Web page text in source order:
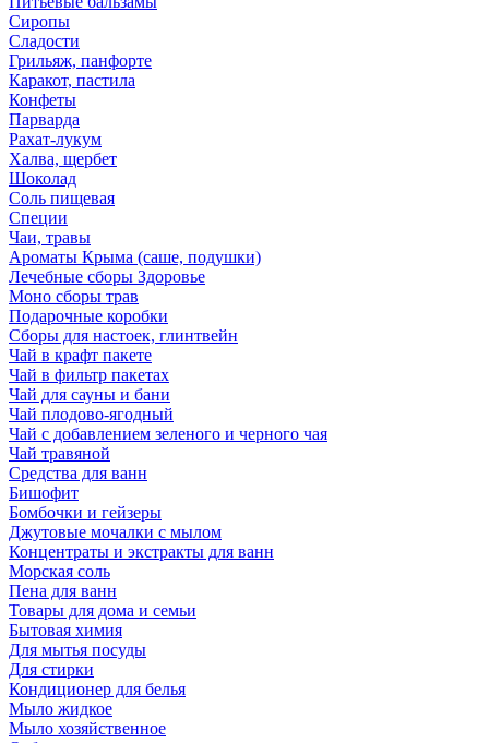
Сиропы
Сладости
Грильяж, панфорте
Каракот, пастила
Конфеты
Парварда
Рахат-лукум
Халва, щербет
Шоколад
Соль пищевая
Специи
Чаи, травы
Ароматы Крыма (саше, подушки)
Лечебные сборы Здоровье
Моно сборы трав
Подарочные коробки
Сборы для настоек, глинтвейн
Чай в крафт пакете
Чай в фильтр пакетах
Чай для сауны и бани
Чай плодово-ягодный
Чай с добавлением зеленого и черного чая
Чай травяной
Средства для ванн
Бишофит
Бомбочки и гейзеры
Джутовые мочалки с мылом
Концентраты и экстракты для ванн
Морская соль
Пена для ванн
Товары для дома и семьи
Бытовая химия
Для мытья посуды
Для стирки
Кондиционер для белья
Мыло жидкое
Мыло хозяйственное